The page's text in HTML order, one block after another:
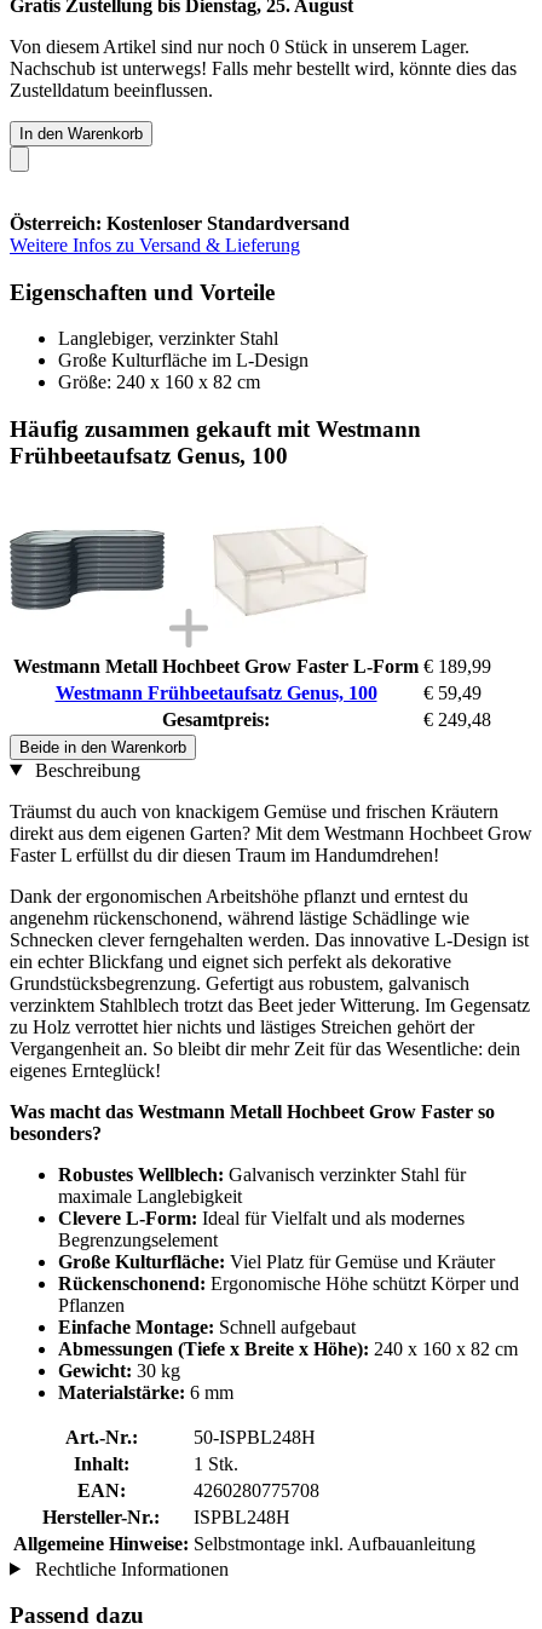
Gratis Zustellung bis Dienstag, 25. August
Von diesem Artikel sind nur noch 0 Stück in unserem Lager.
Nachschub ist unterwegs! Falls mehr bestellt wird, könnte dies das
Zustelldatum beeinflussen.
In den Warenkorb
Österreich: Kostenloser Standardversand
Weitere Infos zu Versand & Lieferung
Eigenschaften und Vorteile
Langlebiger, verzinkter Stahl
Große Kulturfläche im L-Design
Größe: 240 x 160 x 82 cm
Häufig zusammen gekauft mit Westmann
Frühbeetaufsatz Genus, 100
Westmann Metall Hochbeet Grow Faster L-Form € 189,99
Westmann Frühbeetaufsatz Genus, 100
€ 59,49
Gesamtpreis:
€ 249,48
Beide in den Warenkorb
Beschreibung
Träumst du auch von knackigem Gemüse und frischen Kräutern
direkt aus dem eigenen Garten? Mit dem Westmann Hochbeet Grow
Faster L erfüllst du dir diesen Traum im Handumdrehen!
Dank der ergonomischen Arbeitshöhe pflanzt und erntest du
angenehm rückenschonend, während lästige Schädlinge wie
Schnecken clever ferngehalten werden. Das innovative L-Design ist
ein echter Blickfang und eignet sich perfekt als dekorative
Grundstücksbegrenzung. Gefertigt aus robustem, galvanisch
verzinktem Stahlblech trotzt das Beet jeder Witterung. Im Gegensatz
zu Holz verrottet hier nichts und lästiges Streichen gehört der
Vergangenheit an. So bleibt dir mehr Zeit für das Wesentliche: dein
eigenes Ernteglück!
Was macht das Westmann Metall Hochbeet Grow Faster so
besonders?
Robustes Wellblech: Galvanisch verzinkter Stahl für
maximale Langlebigkeit
Clevere L-Form: Ideal für Vielfalt und als modernes
Begrenzungselement
Große Kulturfläche: Viel Platz für Gemüse und Kräuter
Rückenschonend: Ergonomische Höhe schützt Körper und
Pflanzen
Einfache Montage: Schnell aufgebaut
Abmessungen (Tiefe x Breite x Höhe): 240 x 160 x 82 cm
Gewicht: 30 kg
Materialstärke: 6 mm
Art.-Nr.:
50-ISPBL248H
Inhalt:
1 Stk.
EAN:
4260280775708
Hersteller-Nr.:
ISPBL248H
Allgemeine Hinweise: Selbstmontage inkl. Aufbauanleitung
Rechtliche Informationen
Passend dazu